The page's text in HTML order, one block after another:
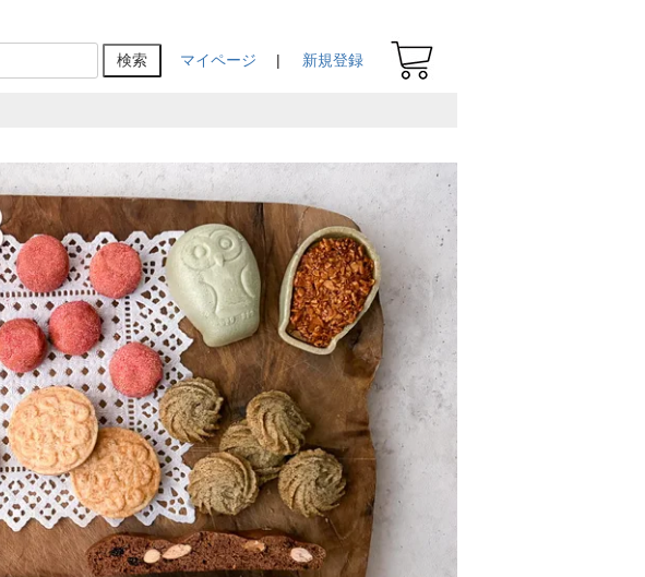
マイページ 新規登録